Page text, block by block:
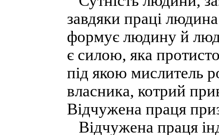
завдяки праці
формує людину й
є силою, яка
під якою мислитель
власника, котрий
Відчужена праця
Відчужена праця